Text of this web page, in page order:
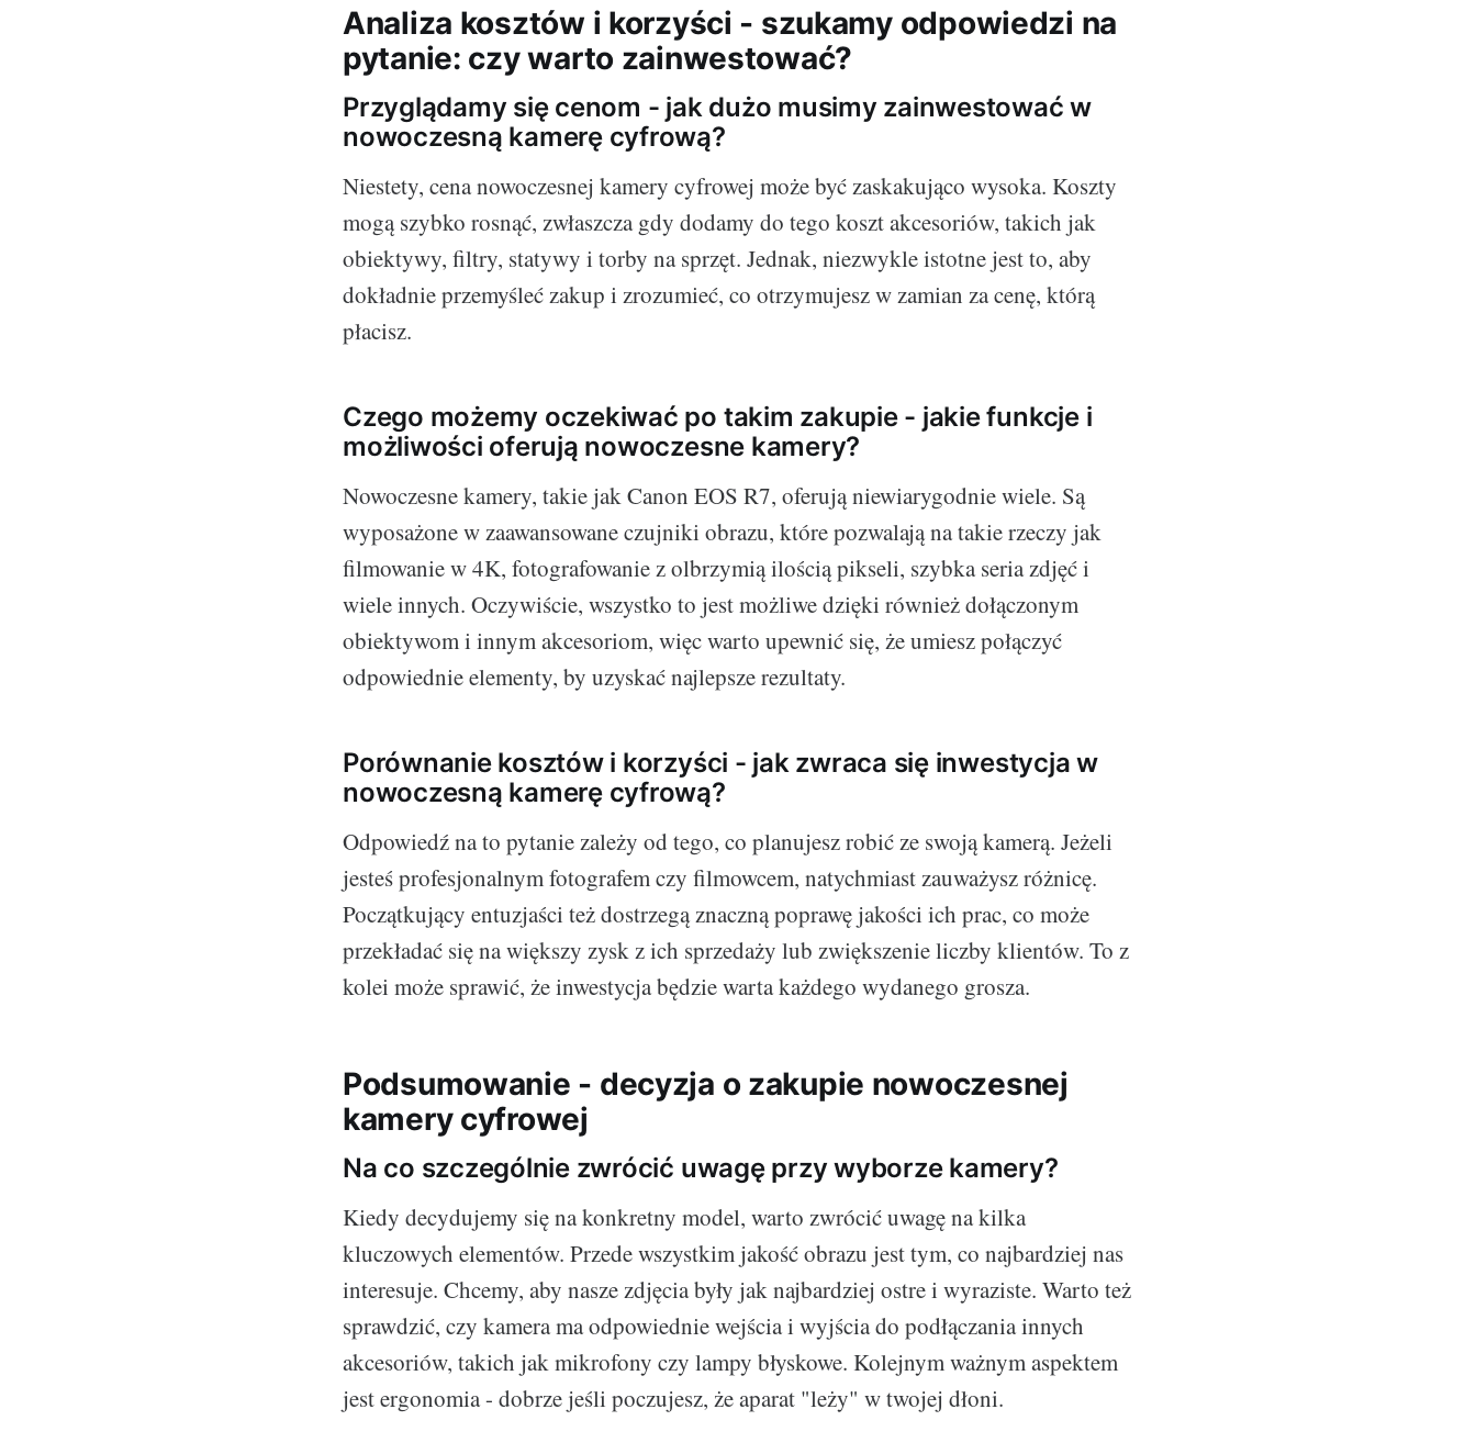
Analiza kosztów i korzyści - szukamy odpowiedzi na
pytanie: czy warto zainwestować?
Przyglądamy się cenom - jak dużo musimy zainwestować w
nowoczesną kamerę cyfrową?
Niestety, cena nowoczesnej kamery cyfrowej może być zaskakująco wysoka. Koszty
mogą szybko rosnąć, zwłaszcza gdy dodamy do tego koszt akcesoriów, takich jak
obiektywy, filtry, statywy i torby na sprzęt. Jednak, niezwykle istotne jest to, aby
dokładnie przemyśleć zakup i zrozumieć, co otrzymujesz w zamian za cenę, którą
płacisz.
Czego możemy oczekiwać po takim zakupie - jakie funkcje i
możliwości oferują nowoczesne kamery?
Nowoczesne kamery, takie jak Canon EOS R7, oferują niewiarygodnie wiele. Są
wyposażone w zaawansowane czujniki obrazu, które pozwalają na takie rzeczy jak
filmowanie w 4K, fotografowanie z olbrzymią ilością pikseli, szybka seria zdjęć i
wiele innych. Oczywiście, wszystko to jest możliwe dzięki również dołączonym
obiektywom i innym akcesoriom, więc warto upewnić się, że umiesz połączyć
odpowiednie elementy, by uzyskać najlepsze rezultaty.
Porównanie kosztów i korzyści - jak zwraca się inwestycja w
nowoczesną kamerę cyfrową?
Odpowiedź na to pytanie zależy od tego, co planujesz robić ze swoją kamerą. Jeżeli
jesteś profesjonalnym fotografem czy filmowcem, natychmiast zauważysz różnicę.
Początkujący entuzjaści też dostrzegą znaczną poprawę jakości ich prac, co może
przekładać się na większy zysk z ich sprzedaży lub zwiększenie liczby klientów. To z
kolei może sprawić, że inwestycja będzie warta każdego wydanego grosza.
Podsumowanie - decyzja o zakupie nowoczesnej
kamery cyfrowej
Na co szczególnie zwrócić uwagę przy wyborze kamery?
Kiedy decydujemy się na konkretny model, warto zwrócić uwagę na kilka
kluczowych elementów. Przede wszystkim jakość obrazu jest tym, co najbardziej nas
interesuje. Chcemy, aby nasze zdjęcia były jak najbardziej ostre i wyraziste. Warto też
sprawdzić, czy kamera ma odpowiednie wejścia i wyjścia do podłączania innych
akcesoriów, takich jak mikrofony czy lampy błyskowe. Kolejnym ważnym aspektem
jest ergonomia - dobrze jeśli poczujesz, że aparat "leży" w twojej dłoni.